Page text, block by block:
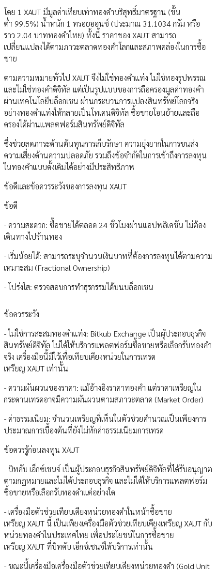
โดย 1 XAUT มีมูลค่าเทียบเท่าทองคำบริสุทธิ์มาตรฐาน (ขั้น
ต่ำ 99.5%) น้ำหนัก 1 ทรอยออนซ์ (ประมาณ 31.1034 กรัม หรือ
ราว 2.04 บาททองคำไทย) ทั้งนี้ ราคาของ XAUT สามารถ
เปลี่ยนแปลงได้ตามภาวะตลาดทองคำโลกและสภาพคล่องในการซื้อ
ขาย
ตามความหมายทั่วไป XAUT จึงไม่ใช่ทองคำแท่ง ไม่ใช่ทองรูปพรรณ
และไม่ใช่ทองคำดิจิทัล แต่เป็นรูปแบบของการถือครองมูลค่าทองคำ
ผ่านเทคโนโลยีบล็อกเชน ผ่านกระบวนการแปลงสินทรัพย์โลกจริง
อย่างทองคำแท่งให้กลายเป็นโทเคนดิจิทัล ซื้อขายโอนย้ายและถือ
ครองได้ผ่านแพลตฟอร์มสินทรัพย์ดิจิทัล
ซึ่งช่วยลดภาระด้านต้นทุนการเก็บรักษา ความยุ่งยากในการขนส่ง
ความเสี่ยงด้านความปลอดภัย รวมถึงข้อจำกัดในการเข้าถึงการลงทุน
ในทองคำแบบดั้งเดิมได้อย่างมีประสิทธิภาพ
ข้อดีและข้อควรระวังของการลงทุน XAUT
ข้อดี
- ความสะดวก: ซื้อขายได้ตลอด 24 ชั่วโมงผ่านแอปพลิเคชัน ไม่ต้อง
เดินทางไปร้านทอง
- เริ่มน้อยได้: สามารถระบุจำนวนเงินบาทที่ต้องการลงทุนได้ตามความ
เหมาะสม (Fractional Ownership)
- โปร่งใส: ตรวจสอบการทำธุรกรรมได้บนบล็อกเชน
ข้อควรระวัง
- ไม่ใช่การสะสมทองคำแท่ง: Bitkub Exchange เป็นผู้ประกอบธุรกิจ
สินทรัพย์ดิจิทัล ไม่ได้ให้บริการแพลตฟอร์มซื้อขายหรือเลือกรับทองคำ
จริง เครื่องมือนี้มีไว้เพื่อเทียบเคียงหน่วยในการเทรด
เหรียญ XAUT เท่านั้น
- ความผันผวนของราคา: แม้อ้างอิงราคาทองคำ แต่ราคาเหรียญใน
กระดานเทรดอาจมีความผันผวนตามสภาวะตลาด (Market Order)
- ค่าธรรมเนียม: จำนวนเหรียญที่เห็นในตัวช่วยคำนวณเป็นเพียงการ
ประมาณการเบื้องต้นที่ยังไม่หักค่าธรรมเนียมการเทรด
ข้อควรรู้ก่อนลงทุน XAUT
- บิทคับ เอ็กซ์เชนจ์ เป็นผู้ประกอบธุรกิจสินทรัพย์ดิจิทัลที่ได้รับอนุญาต
ตามกฎหมายและไม่ได้ประกอบธุรกิจ และไม่ได้ให้บริการแพลตฟอร์ม
ซื้อขายหรือเลือกรับทองคำแต่อย่างใด
- เครื่องมือตัวช่วยเทียบเคียงหน่วยทองคำในหน้าซื้อขาย
เหรียญ XAUT นี้ เป็นเพียงเครื่องมือตัวช่วยเทียบเคียงเหรียญ XAUT กับ
หน่วยทองคำในประเทศไทย เพื่อประโยชน์ในการซื้อขาย
เหรียญ XAUT ที่บิทคับ เอ็กซ์เชนจ์ให้บริการเท่านั้น
- ขณะนี้เครื่องมือเครื่องมือตัวช่วยเทียบเคียงหน่วยทองคำ (Gold Unit